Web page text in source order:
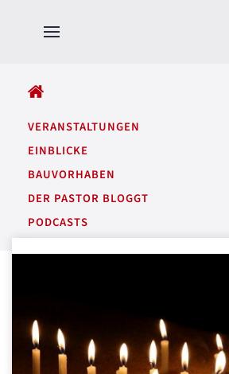
VERANSTALTUNGEN
EINBLICKE
BAUVORHABEN
DER PASTOR BLOGGT
PODCASTS